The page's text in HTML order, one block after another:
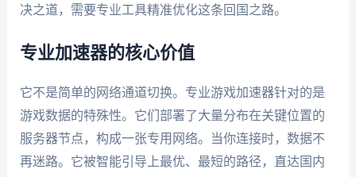
决之道，需要专业工具精准优化这条回国之路。
专业加速器的核心价值
它不是简单的网络通道切换。专业游戏加速器针对的是
游戏数据的特殊性。它们部署了大量分布在关键位置的
服务器节点，构成一张专用网络。当你连接时，数据不
再迷路。它被智能引导上最优、最短的路径，直达国内